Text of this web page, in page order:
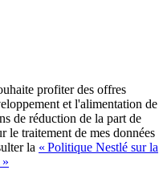
profiter des offres
et l'alimentation de
de réduction de la part de
le traitement de mes données
la « Politique Nestlé sur la